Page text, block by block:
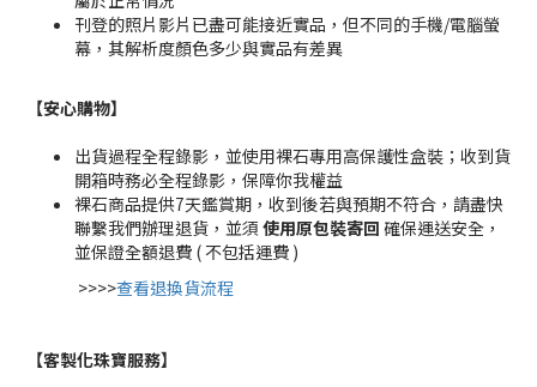
刊登的照片影片已盡可能接近實品，但不同的手機/電腦螢
幕，其解析度顏色多少與實品有差異
【安心購物】
出貨過程全程錄影，並使用裸石專用高保護性盒裝；收到貨
開箱時務必全程錄影，保障你我權益
裸石商品提供7天鑑賞期，收到後若與預期不符合，請盡快
聯繫我們辦理退貨，並須 使用原包裝寄回 確保運送安全，
並保證全額退費 ( 不包括運費 )
>>>>查看退換貨流程
【客製化珠寶服務】